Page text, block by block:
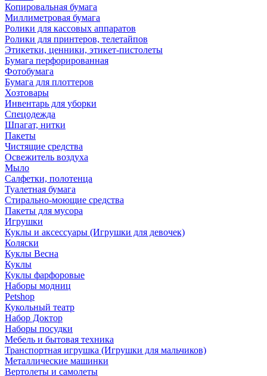
Копировальная бумага
Миллиметровая бумага
Ролики для кассовых аппаратов
Ролики для принтеров, телетайпов
Этикетки, ценники, этикет-пистолеты
Бумага перфорированная
Фотобумага
Бумага для плоттеров
Хозтовары
Инвентарь для уборки
Спецодежда
Шпагат, нитки
Пакеты
Чистящие средства
Освежитель воздуха
Мыло
Салфетки, полотенца
Туалетная бумага
Стирально-моющие средства
Пакеты для мусора
Игрушки
Куклы и аксессуары (Игрушки для девочек)
Коляски
Куклы Весна
Куклы
Куклы фарфоровые
Наборы модниц
Petshop
Кукольный театр
Набор Доктор
Наборы посудки
Мебель и бытовая техника
Транспортная игрушка (Игрушки для мальчиков)
Металлические машинки
Вертолеты и самолеты